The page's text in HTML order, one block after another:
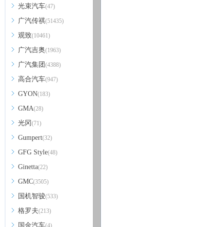
光束汽车(47)
广汽传祺(51435)
观致(10461)
广汽吉奥(1963)
广汽集团 (4388)
高合汽车(947)
GYON(183)
GMA(28)
光冈 (71)
Gumpert(32)
GFG Style(48)
Ginetta(22)
GMC(3505)
国机智骏(533)
格罗夫(213)
国金汽车(4)